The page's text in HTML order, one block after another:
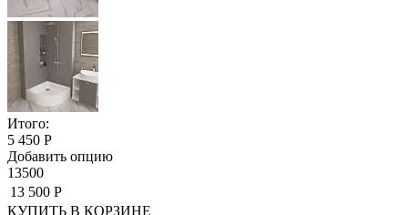
Итого:
5 450 Р
Добавить опцию
13500
13 500 Р
КУПИТЬ В КОРЗИНЕ